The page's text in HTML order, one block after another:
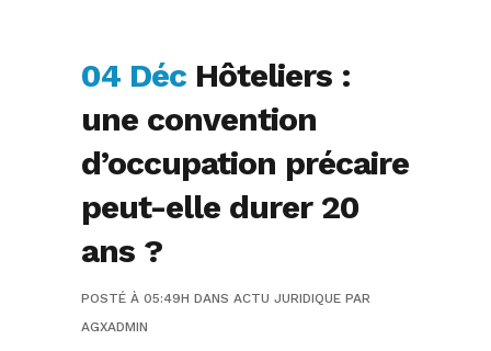
04 Déc Hôteliers :
une convention
d’occupation précaire
peut-elle durer 20
ans ?
POSTÉ À 05:49H DANS ACTU JURIDIQUE PAR
AGXADMIN